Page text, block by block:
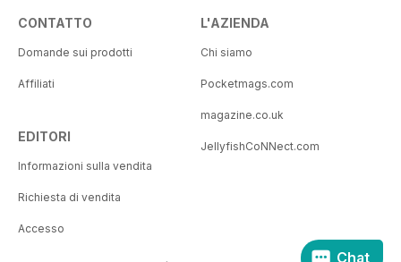
CONTATTO
Domande sui prodotti
Affiliati
EDITORI
Informazioni sulla vendita
Richiesta di vendita
Accesso
L'AZIENDA
Chi siamo
Pocketmags.com
magazine.co.uk
JellyfishCoNNect.com
Chat